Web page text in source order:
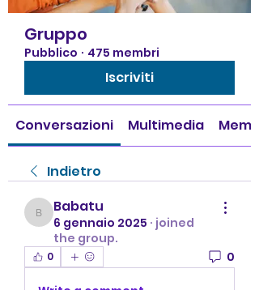
Gruppo
Pubblico · 475 membri
Iscriviti
Conversazioni Multimedia
Indietro
Babatu
Babatu
6 gennaio 2025 · joined
the group.
0 0